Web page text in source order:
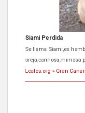
ADOPCIÓN
El ayuntamiento se va
próximos días, ella
Leales.org » Gran